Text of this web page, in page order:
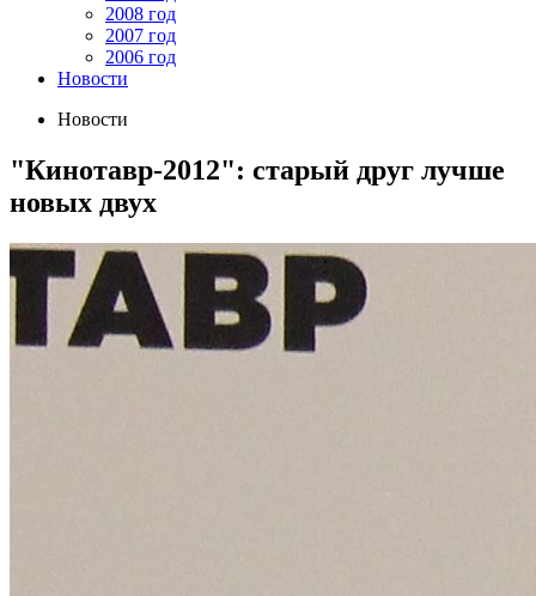
2008 год
2007 год
2006 год
Новости
Новости
"Кинотавр-2012": старый друг лучше
новых двух